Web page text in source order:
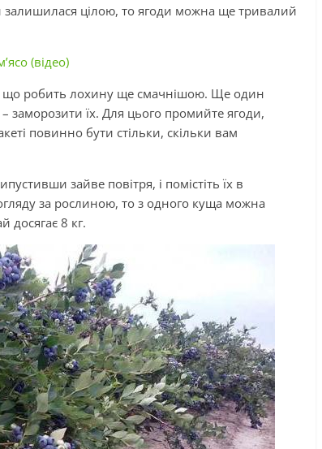
залишилася цілою, то ягоди можна ще тривалий
(відео)
що робить лохину ще смачнішою. Ще один
заморозити їх. Для цього промийте ягоди,
повинно бути стільки, скільки вам
зайве повітря, і помістіть їх в
за рослиною, то з одного куща можна
досягає 8 кг.